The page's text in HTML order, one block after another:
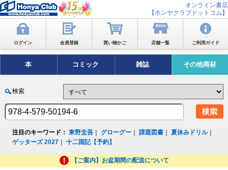
オンライン書店
【ホンヤクラブドットコム】
ログイン 会員登録 買い物かご 店舗一覧 ご利用ガイド
本 コミック 雑誌 その他商材
検索
注目のキーワード： 東野圭吾 グローグー ｜課題図書 ｜夏休みドリル｜
ゲッターズ 2027 ｜十二国記【予約】
【ご案内】お盆期間の配送について